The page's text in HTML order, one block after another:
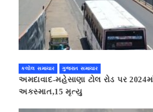
કલોલ સમાચાર ગુજરાત સમાચાર
અમદાવાદ-મહેસાણા ટોલ રોડ પર
અકસ્માત,15 મૃત્યુ